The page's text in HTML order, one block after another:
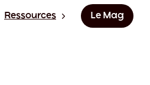
Ressources Le Mag